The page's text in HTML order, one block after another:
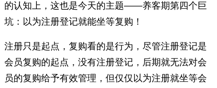
的认知上，这也是今天的主题——养客期第四个巨
坑：以为注册登记就能坐等复购！
注册只是起点，复购看的是行为，尽管注册登记是
会员复购的起点，没有注册登记，后期就无法对会
员的复购给予有效管理，但仅仅以为注册就坐等会